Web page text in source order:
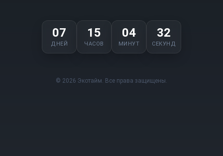
07
ДНЕЙ
15
ЧАСОВ
04
МИНУТ
32
СЕКУНД
© 2026 Экотайм. Все права защищены.